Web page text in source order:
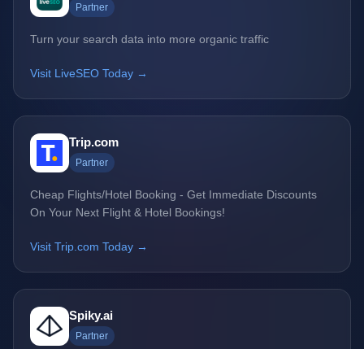
Partner
Turn your search data into more organic traffic
Visit LiveSEO Today →
Trip.com
Partner
Cheap Flights/Hotel Booking - Get Immediate Discounts
On Your Next Flight & Hotel Bookings!
Visit Trip.com Today →
Spiky.ai
Partner